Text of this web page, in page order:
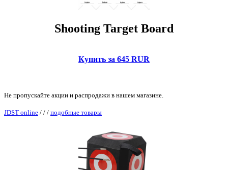
Shooting Target Board
Купить за 645 RUR
Не пропускайте акции и распродажи в нашем магазине.
JDST online / / / подобные товары